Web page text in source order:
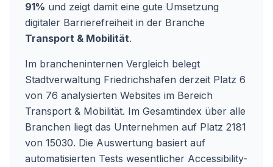
91% und zeigt damit eine gute Umsetzung
digitaler Barrierefreiheit in der Branche
Transport & Mobilität.
Im brancheninternen Vergleich belegt
Stadtverwaltung Friedrichshafen derzeit Platz 6
von 76 analysierten Websites im Bereich
Transport & Mobilität. Im Gesamtindex über alle
Branchen liegt das Unternehmen auf Platz 2181
von 15030. Die Auswertung basiert auf
automatisierten Tests wesentlicher Accessibility-